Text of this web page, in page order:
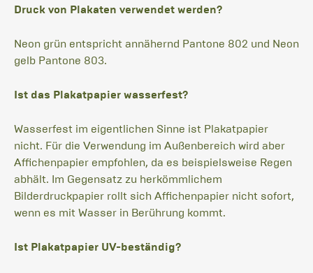
Druck von Plakaten verwendet werden?
Neon grün entspricht annähernd Pantone 802 und Neon
gelb Pantone 803.
Ist das Plakatpapier wasserfest?
Wasserfest im eigentlichen Sinne ist Plakatpapier
nicht. Für die Verwendung im Außenbereich wird aber
Affichenpapier empfohlen, da es beispielsweise Regen
abhält. Im Gegensatz zu herkömmlichem
Bilderdruckpapier rollt sich Affichenpapier nicht sofort,
wenn es mit Wasser in Berührung kommt.
Ist Plakatpapier UV-beständig?